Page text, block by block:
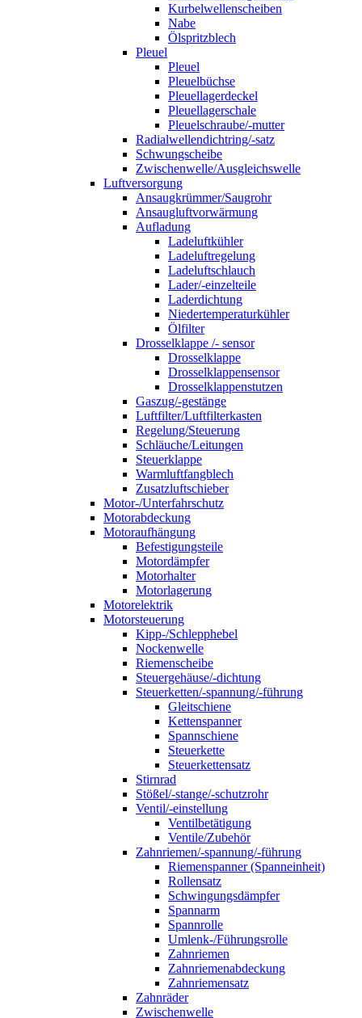
Kurbelwellenscheiben
Nabe
Ölspritzblech
Pleuel
Pleuel
Pleuelbüchse
Pleuellagerdeckel
Pleuellagerschale
Pleuelschraube/-mutter
Radialwellendichtring/-satz
Schwungscheibe
Zwischenwelle/Ausgleichswelle
Luftversorgung
Ansaugkrümmer/Saugrohr
Ansaugluftvorwärmung
Aufladung
Ladeluftkühler
Ladeluftregelung
Ladeluftschlauch
Lader/-einzelteile
Laderdichtung
Niedertemperaturkühler
Ölfilter
Drosselklappe /- sensor
Drosselklappe
Drosselklappensensor
Drosselklappenstutzen
Gaszug/-gestänge
Luftfilter/Luftfilterkasten
Regelung/Steuerung
Schläuche/Leitungen
Steuerklappe
Warmluftfangblech
Zusatzluftschieber
Motor-/Unterfahrschutz
Motorabdeckung
Motoraufhängung
Befestigungsteile
Motordämpfer
Motorhalter
Motorlagerung
Motorelektrik
Motorsteuerung
Kipp-/Schlepphebel
Nockenwelle
Riemenscheibe
Steuergehäuse/-dichtung
Steuerketten/-spannung/-führung
Gleitschiene
Kettenspanner
Spannschiene
Steuerkette
Steuerkettensatz
Stirnrad
Stößel/-stange/-schutzrohr
Ventil/-einstellung
Ventilbetätigung
Ventile/Zubehör
Zahnriemen/-spannung/-führung
Riemenspanner (Spanneinheit)
Rollensatz
Schwingungsdämpfer
Spannarm
Spannrolle
Umlenk-/Führungsrolle
Zahnriemen
Zahnriemenabdeckung
Zahnriemensatz
Zahnräder
Zwischenwelle